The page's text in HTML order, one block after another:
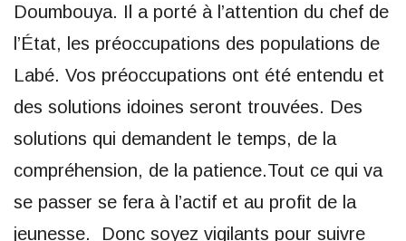
Doumbouya. Il a porté à l’attention du chef de
l’État, les préoccupations des populations de
Labé. Vos préoccupations ont été entendu et
des solutions idoines seront trouvées. Des
solutions qui demandent le temps, de la
compréhension, de la patience.Tout ce qui va
se passer se fera à l’actif et au profit de la
jeunesse. Donc soyez vigilants pour suivre